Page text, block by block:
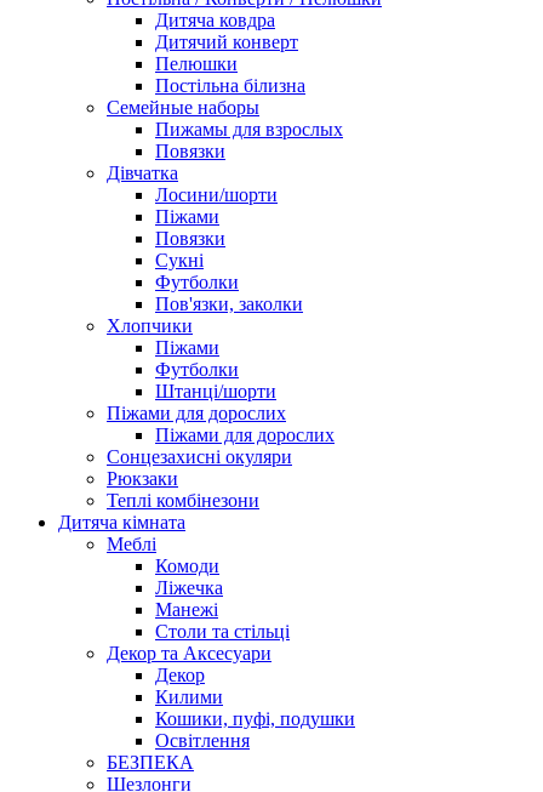
Дитяча ковдра
Дитячий конверт
Пелюшки
Постільна білизна
Семейные наборы
Пижамы для взрослых
Повязки
Дівчатка
Лосини/шорти
Піжами
Повязки
Сукні
Футболки
Пов'язки, заколки
Хлопчики
Піжами
Футболки
Штанці/шорти
Піжами для дорослих
Піжами для дорослих
Сонцезахисні окуляри
Рюкзаки
Теплі комбінезони
Дитяча кімната
Меблі
Комоди
Ліжечка
Манежі
Столи та стільці
Декор та Аксесуари
Декор
Килими
Кошики, пуфі, подушки
Освітлення
БЕЗПЕКА
Шезлонги